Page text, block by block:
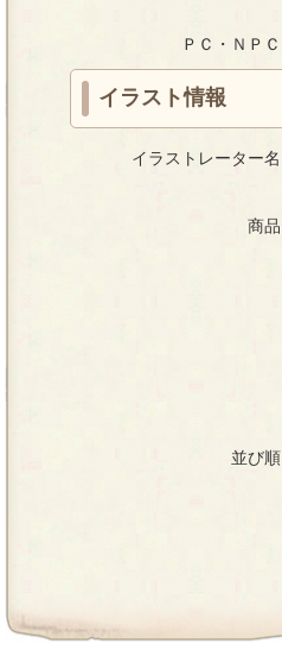
ＰＣ・ＮＰＣ
イラスト情報
イラストレーター名
商品
並び順